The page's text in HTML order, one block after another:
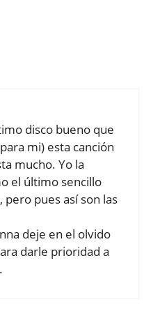
disco bueno que
mi) esta canción
mucho. Yo la
el último sencillo
pero pues así son las
deje en el olvido
darle prioridad a